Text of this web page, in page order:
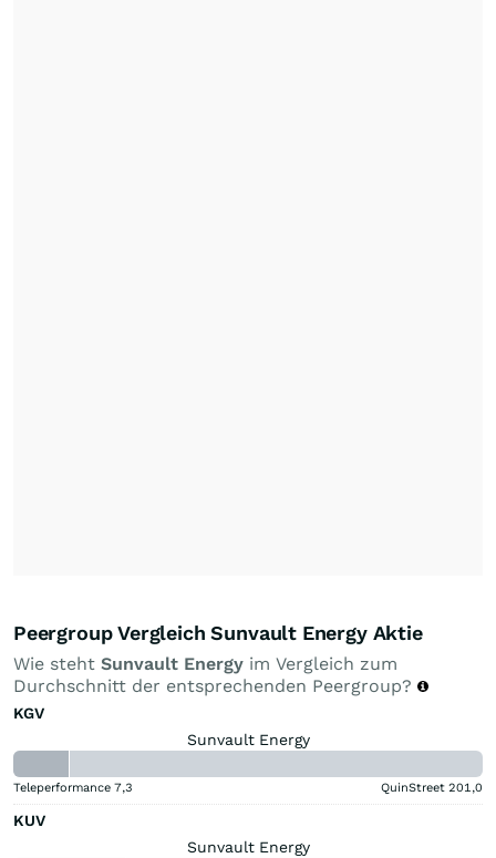
Peergroup Vergleich Sunvault Energy Aktie
Wie steht Sunvault Energy im Vergleich zum
Durchschnitt der entsprechenden Peergroup?
KGV
Sunvault Energy
Teleperformance 7,3 QuinStreet 201,0
KUV
Sunvault Energy